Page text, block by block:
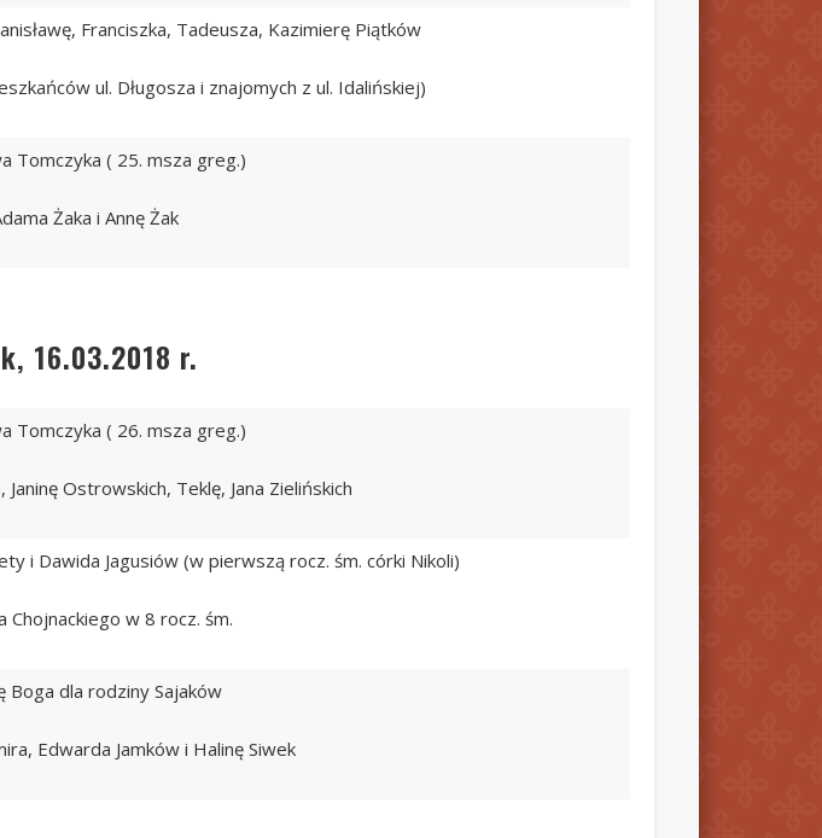
Franciszka, Tadeusza, Kazimierę Piątków
ul. Długosza i znajomych z ul. Idalińskiej)
Tomczyka ( 25. msza greg.)
Żaka i Annę Żak
16.03.2018 r.
Tomczyka ( 26. msza greg.)
Janinę Ostrowskich, Teklę, Jana Zielińskich
i Dawida Jagusiów (w pierwszą rocz. śm. córki Nikoli)
Chojnackiego w 8 rocz. śm.
Boga dla rodziny Sajaków
Edwarda Jamków i Halinę Siwek